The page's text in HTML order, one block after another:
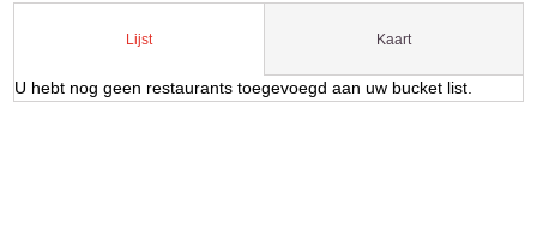
Lijst Kaart
U hebt nog geen restaurants toegevoegd aan uw bucket list.